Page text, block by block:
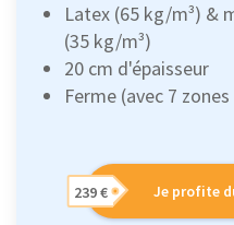
Latex (65 kg/m³) &
(35 kg/m³)
20 cm d'épaisseur
Ferme (avec 7
Je profite
239 €